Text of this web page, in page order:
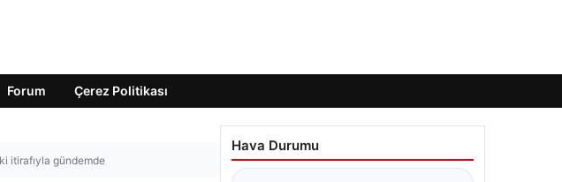
Forum Çerez Politikası
itirafıyla gündemde
Hava Durumu